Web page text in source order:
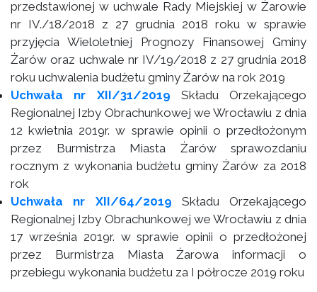
przedstawionej w uchwale Rady Miejskiej w Żarowie
nr IV./18/2018 z 27 grudnia 2018 roku w sprawie
przyjęcia Wieloletniej Prognozy Finansowej Gminy
Żarów oraz uchwale nr IV/19/2018 z 27 grudnia 2018
roku uchwalenia budżetu gminy Żarów na rok 2019
Uchwała nr XII/31/2019 Składu Orzekającego
Regionalnej Izby Obrachunkowej we Wrocławiu z dnia
12 kwietnia 2019r. w sprawie opinii o przedłożonym
przez Burmistrza Miasta Żarów sprawozdaniu
rocznym z wykonania budżetu gminy Żarów za 2018
rok
Uchwała nr XII/64/2019 Składu Orzekającego
Regionalnej Izby Obrachunkowej we Wrocławiu z dnia
17 września 2019r. w sprawie opinii o przedłożonej
przez Burmistrza Miasta Żarowa informacji o
przebiegu wykonania budżetu za I półrocze 2019 roku